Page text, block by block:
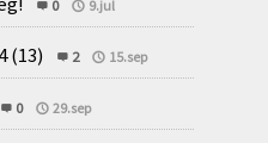
0 9.jul
(13) 2 15.sep
0 29.sep